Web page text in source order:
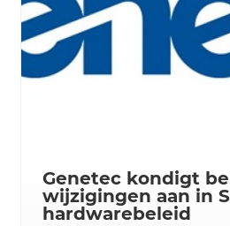
Genetec kondigt
wijzigingen aan in
hardwarebeleid